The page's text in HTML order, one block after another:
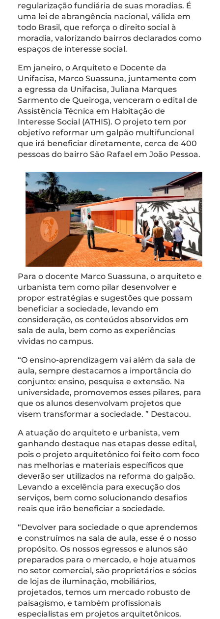
regularização fundiária de suas moradias. É
uma lei de abrangência nacional, válida em
todo Brasil, que reforça o direito social à
moradia, valorizando bairros declarados como
espaços de interesse social.
Em janeiro, o Arquiteto e Docente da
Unifacisa, Marco Suassuna, juntamente com
a egressa da Unifacisa, Juliana Marques
Sarmento de Queiroga, venceram o edital de
Assistência Técnica em Habitação de
Interesse Social (ATHIS). O projeto tem por
objetivo reformar um galpão multifuncional
que irá beneficiar diretamente, cerca de 400
pessoas do bairro São Rafael em João Pessoa.
Para o docente Marco Suassuna, o arquiteto e
urbanista tem como pilar desenvolver e
propor estratégias e sugestões que possam
beneficiar a sociedade, levando em
consideração, os conteúdos absorvidos em
sala de aula, bem como as experiências
vividas no campus.
“O ensino-aprendizagem vai além da sala de
aula, sempre destacamos a importância do
conjunto: ensino, pesquisa e extensão. Na
universidade, promovemos esses pilares, para
que os alunos desenvolvam projetos que
visem transformar a sociedade. ” Destacou.
A atuação do arquiteto e urbanista, vem
ganhando destaque nas etapas desse edital,
pois o projeto arquitetônico foi feito com foco
nas melhorias e materiais específicos que
deverão ser utilizados na reforma do galpão.
Levando a excelência para execução dos
serviços, bem como solucionando desafios
reais que irão beneficiar a sociedade.
“Devolver para sociedade o que aprendemos
e construímos na sala de aula, esse é o nosso
propósito. Os nossos egressos e alunos são
preparados para o mercado, e hoje atuamos
no setor comercial, são proprietários e sócios
de lojas de iluminação, mobiliários,
projetados, temos um mercado robusto de
paisagismo, e também profissionais
especialistas em projetos arquitetônicos.